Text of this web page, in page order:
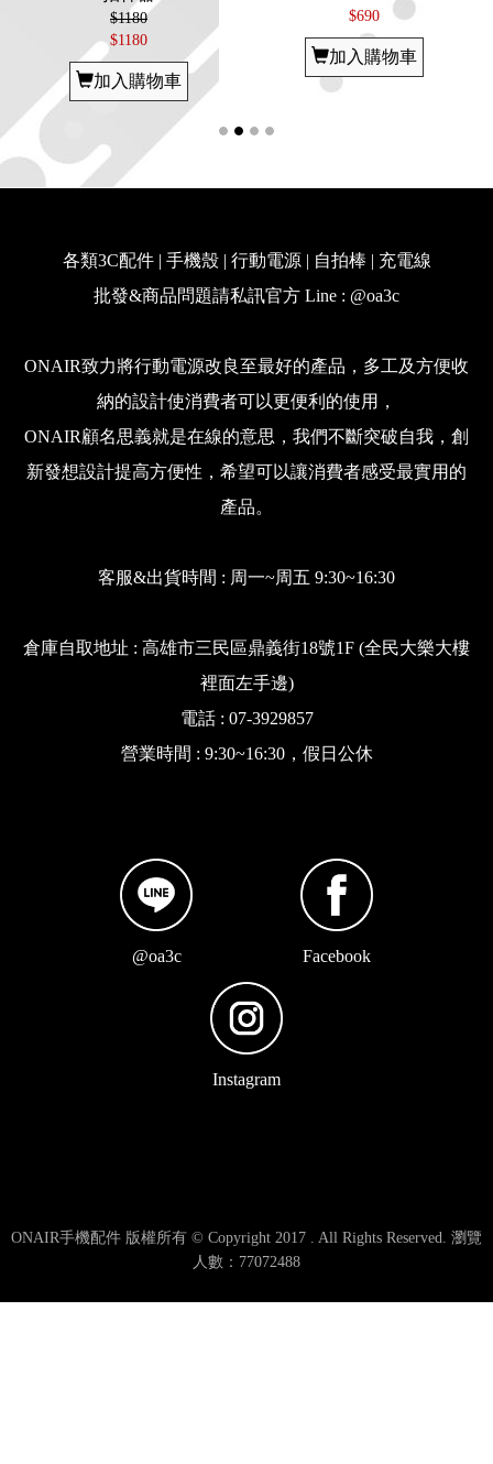
$1180
$1180
加入購物車
$690
加入購物車
各類3C配件 | 手機殼 | 行動電源 | 自拍棒 | 充電線
批發&商品問題請私訊官方 Line : @oa3c
ONAIR致力將行動電源改良至最好的產品，多工及方便收
納的設計使消費者可以更便利的使用，
ONAIR顧名思義就是在線的意思，我們不斷突破自我，創
新發想設計提高方便性，希望可以讓消費者感受最實用的
產品。
客服&出貨時間 : 周一~周五 9:30~16:30
倉庫自取地址 : 高雄市三民區鼎義街18號1F (全民大樂大樓
裡面左手邊)
電話 : 07-3929857
營業時間 : 9:30~16:30，假日公休
@oa3c Facebook
Instagram
ONAIR手機配件 版權所有 © Copyright 2017 . All Rights Reserved. 瀏覽
人數：77072488